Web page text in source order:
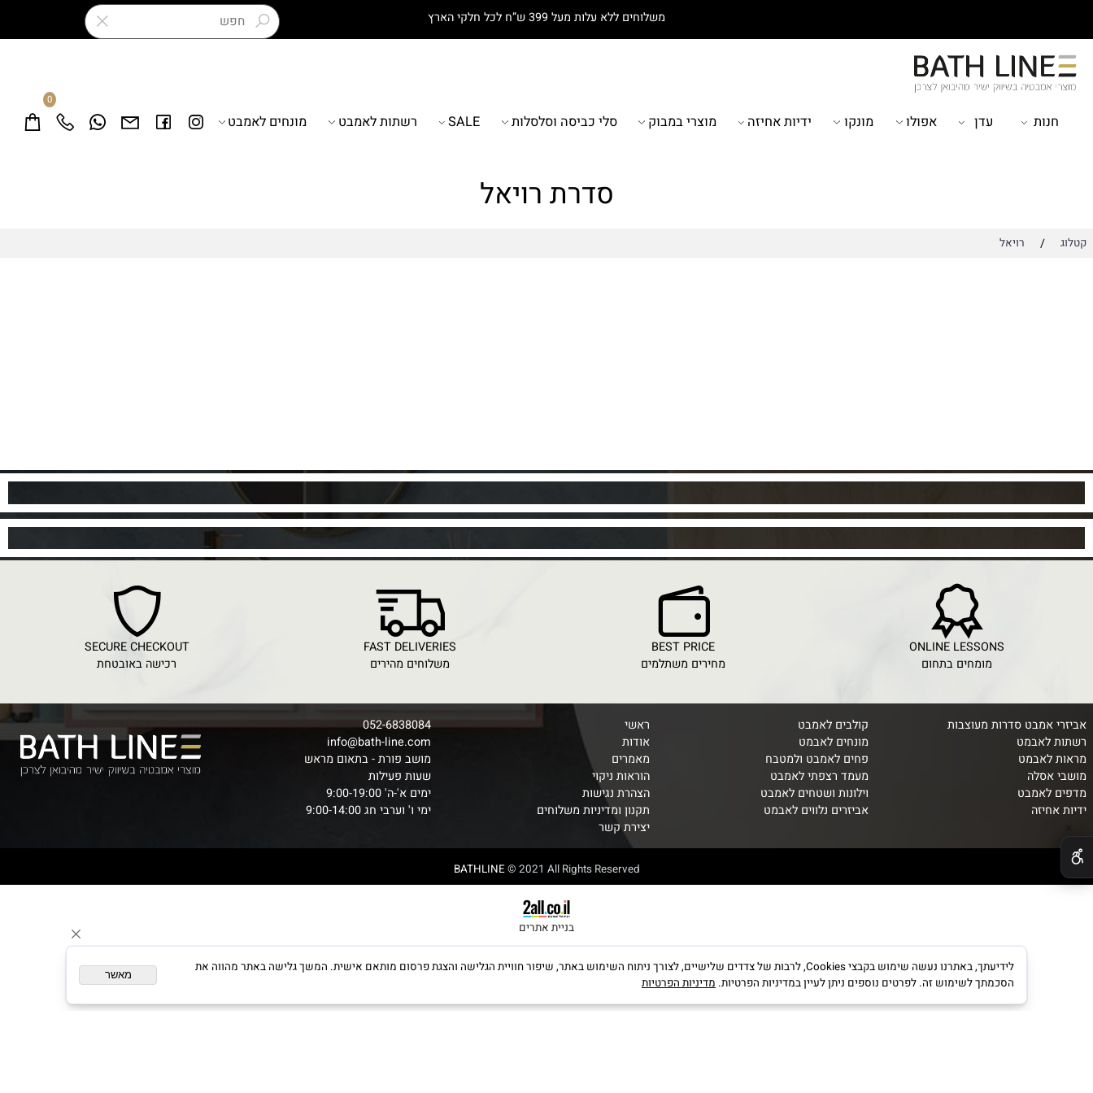
משלוחים ללא עלות מעל 399 ש”ח לכל חלקי הארץ
0
עדן אפולו מונקו ידיות אחיזה מוצרי במבוק סלי כביסה וסלסלות SALE רשתות לאמבט מונחים לאמבט
סדרת רויאל
רויאל
FAST DELIVERIES
SECURE CHECKOUT
סדרות מעוצבות
קולבים לאמבט
מונחים לאבמט
פחים לאמבט ולמטבח
מעמד רצפתי לאמבט
אביזרים נלווים לאבמט
אודות
מאמרים
הוראות ניקוי
הצהרת נגישות
תקנון ומדיניות משלוחים
יצירת קשר
052-6838084
info@bath-line.com
מושב פורת - בתאום מראש
שעות פעילות
ימי ו' וערבי חג 9:00-14:00
BATHLINE© 2021 All Rights Reserved
בניית אתרים
לידיעתך, באתרנו נעשה שימוש בקבצי Cookies, לרבות של צדדים שלישיים, לצורך ניתוח השימוש באתר, שיפור חוויית הגלישה והצגת פרסום מותאם אישית. המשך גלישה באתר מהווה את